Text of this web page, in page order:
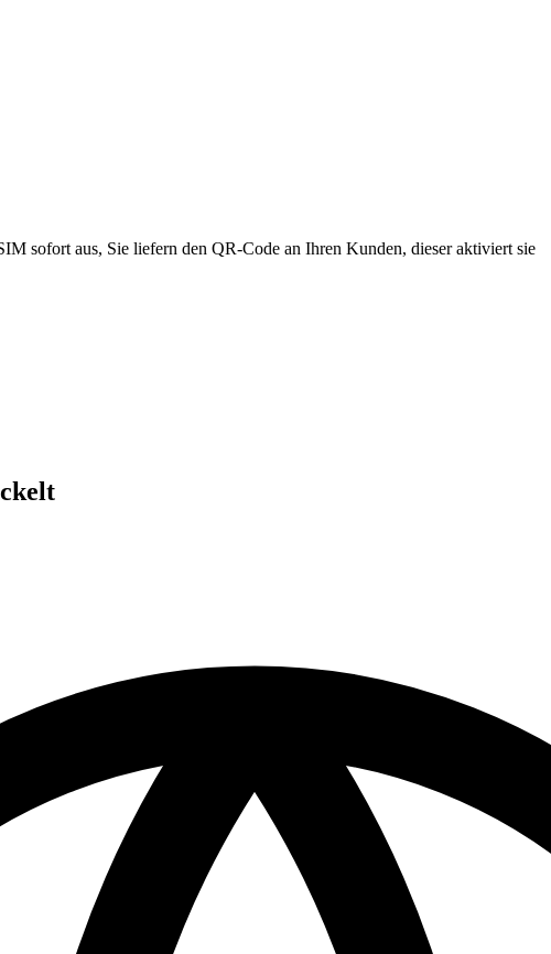
sofort aus, Sie liefern den QR-Code an Ihren Kunden, dieser aktiviert sie